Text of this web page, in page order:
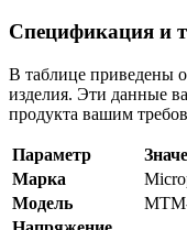
Спецификация и
В таблице приведены
изделия. Эти данные
продукта вашим
Параметр
Марка
Модель